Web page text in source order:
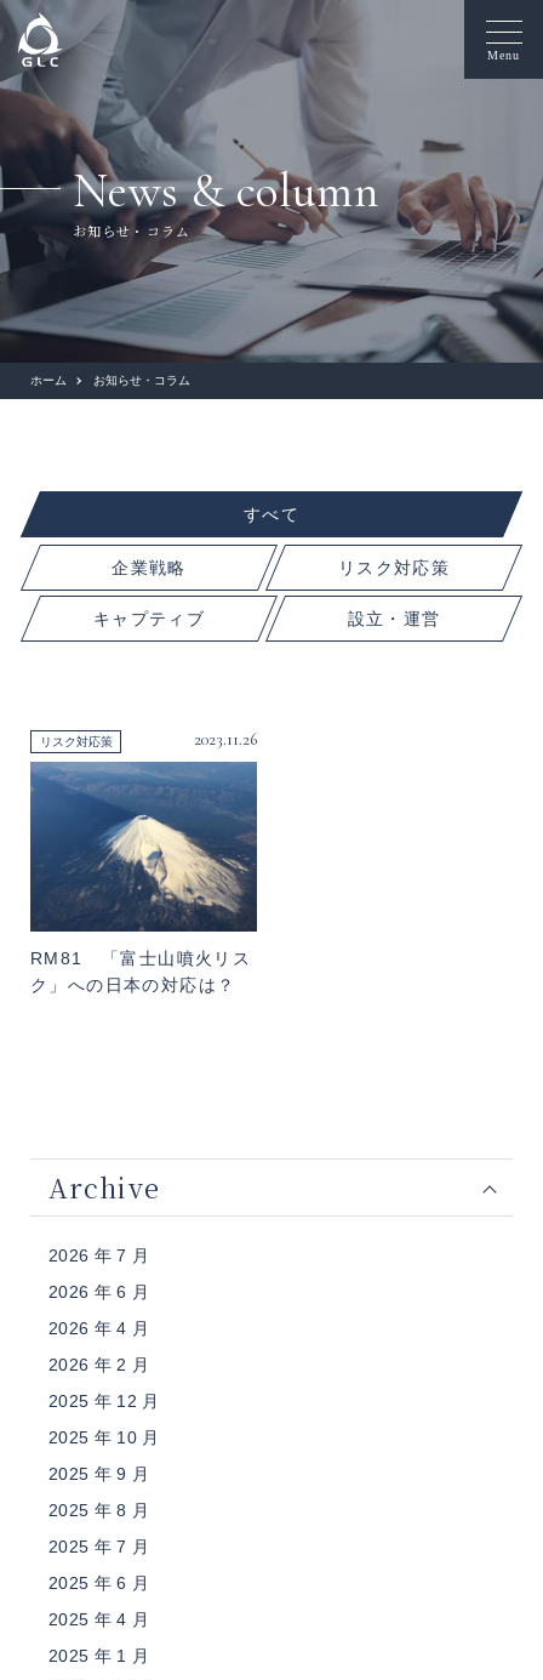
Menu
News & column
お知らせ・コラム
ホーム お知らせ・コラム
すべて
企業戦略 リスク対応策
キャプティブ 設立・運営
リスク対応策 2023.11.26
RM81 「富士山噴火リス
ク」への日本の対応は？
Archive
2026 年 7 月
2026 年 6 月
2026 年 4 月
2026 年 2 月
2025 年 12 月
2025 年 10 月
2025 年 9 月
2025 年 8 月
2025 年 7 月
2025 年 6 月
2025 年 4 月
2025 年 1 月